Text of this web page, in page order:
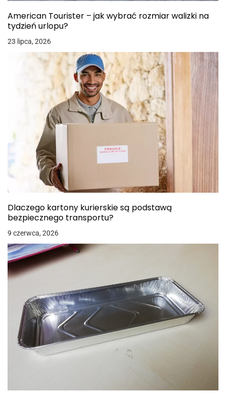
American Tourister – jak wybrać rozmiar walizki na
tydzień urlopu?
23 lipca, 2026
Dlaczego kartony kurierskie są podstawą
bezpiecznego transportu?
9 czerwca, 2026